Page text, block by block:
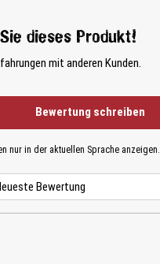
dieses Produkt!
mit anderen Kunden.
Bewertung schreiben
nur in der aktuellen Sprache anzeigen.